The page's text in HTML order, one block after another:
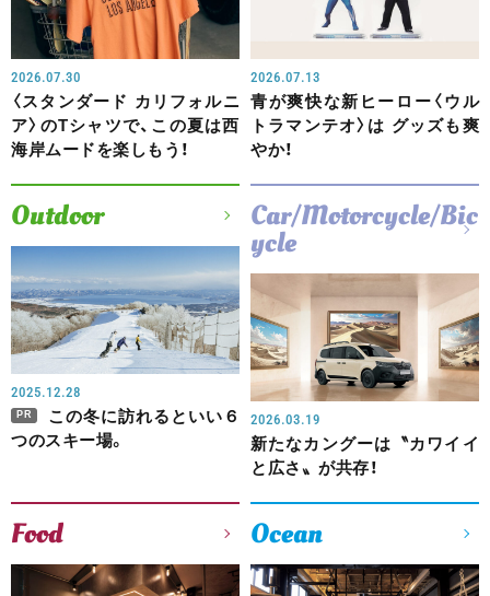
2026.07.30
〈スタンダード カリフォルニ
ア〉のTシャツで、この夏は西
海岸ムードを楽しもう！
2026.07.13
青が爽快な新ヒーロー〈ウル
トラマンテオ〉は グッズも爽
やか！
Outdoor
2025.12.28
PR
この冬に訪れるといい６
つのスキー場。
Car/Motorcycle/Bic
ycle
2026.03.19
新たなカングーは〝カワイイ
と広さ〟が共存！
Food Ocean